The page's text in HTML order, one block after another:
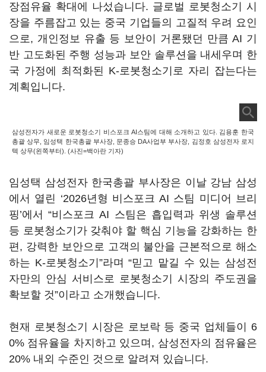
장점유율 확대에 나섰습니다. 글로벌 로봇청소기 시
장을 주름잡고 있는 중국 기업들의 고질적 우려 요인
으로, 개인정보 유출 등 보안이 거론됐던 만큼 AI 기
반 고도화된 주행 성능과 보안 솔루션을 내세우며 한
국 가정에 최적화된 K-로봇청소기로 자리 잡는다는
계획입니다.
삼성전자가 새로운 로봇청소기 비스포크 AI스팀에 대해 소개하고 있다. 김용훈 한국
총괄 상무, 임성택 한국총괄 부사장, 문종승 DA사업부 부사장, 김정호 삼성전자 로지
텍 상무(왼쪽부터). (사진=백아란 기자)
임성택 삼성전자 한국총괄 부사장은 이날 강남 삼성
에서 열린 ‘2026년형 비스포크 AI 스팀 미디어 브리
핑’에서 “비스포크 AI 스팀은 흡입력과 위생 솔루션
등 로봇청소기가 갖춰야 할 핵심 기능을 강화하는 한
편, 강력한 보안으로 고객의 불안을 근본적으로 해소
하는 K-로봇청소기”라며 “믿고 맡길 수 있는 삼성전
자만의 안심 서비스로 로봇청소기 시장의 주도권을
확보할 것”이라고 소개했습니다.
현재 로봇청소기 시장은 로보락 등 중국 업체들이 6
0% 점유율을 차지하고 있으며, 삼성전자의 점유율은
20% 내외 수준인 것으로 알려져 있습니다.